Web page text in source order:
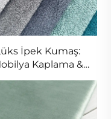
İpek Kumaş:
Kaplama &
Fazlası | Toplu